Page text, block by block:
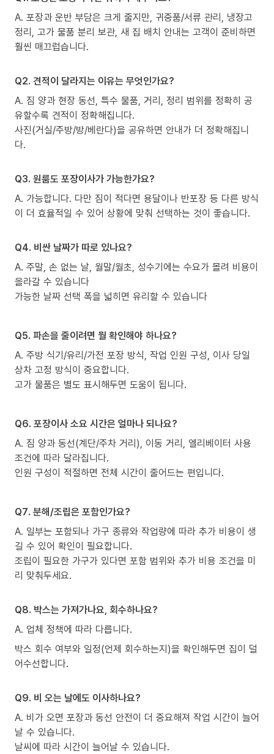
A. 포장과 운반 부담은 크게 줄지만, 귀중품/서류 관리, 냉장고
정리, 고가 물품 분리 보관, 새 집 배치 안내는 고객이 준비하면
훨씬 매끄럽습니다.
Q2. 견적이 달라지는 이유는 무엇인가요?
A. 짐 양과 현장 동선, 특수 물품, 거리, 정리 범위를 정확히 공
유할수록 견적이 정확해집니다.
사진(거실/주방/방/베란다)을 공유하면 안내가 더 정확해집니
다.
Q3. 원룸도 포장이사가 가능한가요?
A. 가능합니다. 다만 짐이 적다면 용달이나 반포장 등 다른 방식
이 더 효율적일 수 있어 상황에 맞춰 선택하는 것이 좋습니다.
Q4. 비싼 날짜가 따로 있나요?
A. 주말, 손 없는 날, 월말/월초, 성수기에는 수요가 몰려 비용이
올라갈 수 있습니다
가능한 날짜 선택 폭을 넓히면 유리할 수 있습니다
Q5. 파손을 줄이려면 뭘 확인해야 하나요?
A. 주방 식기/유리/가전 포장 방식, 작업 인원 구성, 이사 당일
상차 고정 방식이 중요합니다.
고가 물품은 별도 표시해두면 도움이 됩니다.
Q6. 포장이사 소요 시간은 얼마나 되나요?
A. 짐 양과 동선(계단/주차 거리), 이동 거리, 엘리베이터 사용
조건에 따라 달라집니다.
인원 구성이 적절하면 전체 시간이 줄어드는 편입니다.
Q7. 분해/조립은 포함인가요?
A. 일부는 포함되나 가구 종류와 작업량에 따라 추가 비용이 생
길 수 있어 확인이 필요합니다.
조립이 필요한 가구가 있다면 포함 범위와 추가 비용 조건을 미
리 맞춰두세요.
Q8. 박스는 가져가나요, 회수하나요?
A. 업체 정책에 따라 다릅니다.
박스 회수 여부와 일정(언제 회수하는지)을 확인해두면 집이 덜
어수선합니다.
Q9. 비 오는 날에도 이사하나요?
A. 비가 오면 포장과 동선 안전이 더 중요해져 작업 시간이 늘어
날 수 있습니다.
날씨에 따라 시간이 늘어날 수 있습니다.